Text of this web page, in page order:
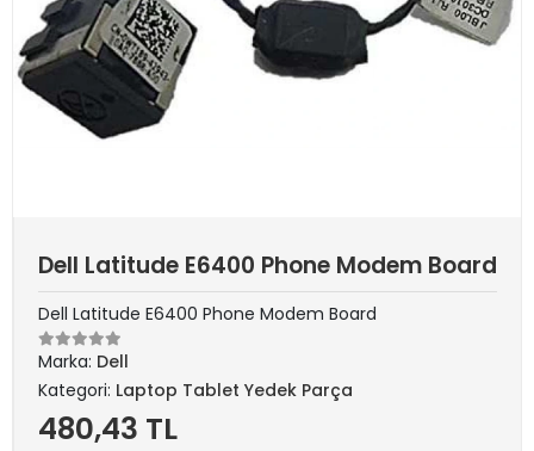
Dell Latitude E6400 Phone Modem Board
Dell Latitude E6400 Phone Modem Board
Marka: Dell
Kategori: Laptop Tablet Yedek Parça
480,43 TL